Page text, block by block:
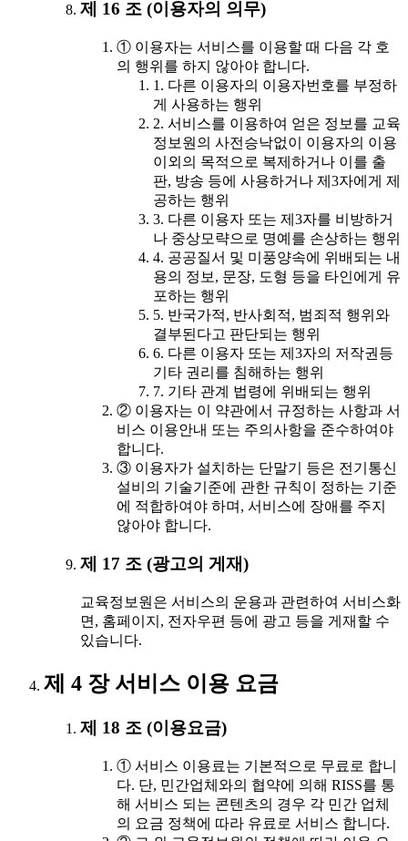
제 16 조 (이용자의 의무)
① 이용자는 서비스를 이용할 때 다음 각 호
의 행위를 하지 않아야 합니다.
1. 다른 이용자의 이용자번호를 부정하
게 사용하는 행위
2. 서비스를 이용하여 얻은 정보를 교육
정보원의 사전승낙없이 이용자의 이용
이외의 목적으로 복제하거나 이를 출
판, 방송 등에 사용하거나 제3자에게 제
공하는 행위
3. 다른 이용자 또는 제3자를 비방하거
나 중상모략으로 명예를 손상하는 행위
4. 공공질서 및 미풍양속에 위배되는 내
용의 정보, 문장, 도형 등을 타인에게 유
포하는 행위
5. 반국가적, 반사회적, 범죄적 행위와
결부된다고 판단되는 행위
6. 다른 이용자 또는 제3자의 저작권등
기타 권리를 침해하는 행위
7. 기타 관계 법령에 위배되는 행위
② 이용자는 이 약관에서 규정하는 사항과 서
비스 이용안내 또는 주의사항을 준수하여야
합니다.
③ 이용자가 설치하는 단말기 등은 전기통신
설비의 기술기준에 관한 규칙이 정하는 기준
에 적합하여야 하며, 서비스에 장애를 주지
않아야 합니다.
제 17 조 (광고의 게재)
교육정보원은 서비스의 운용과 관련하여 서비스화
면, 홈페이지, 전자우편 등에 광고 등을 게재할 수
있습니다.
제 4 장 서비스 이용 요금
제 18 조 (이용요금)
① 서비스 이용료는 기본적으로 무료로 합니
다. 단, 민간업체와의 협약에 의해 RISS를 통
해 서비스 되는 콘텐츠의 경우 각 민간 업체
의 요금 정책에 따라 유료로 서비스 합니다.